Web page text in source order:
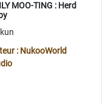
MOO-TING : Herd
: NukooWorld